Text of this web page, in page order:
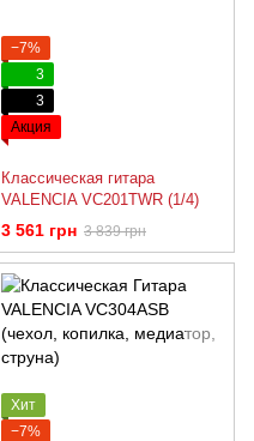
−7%
3
3
Акция
Классическая гитара
VALENCIA VC201TWR (1/4)
3 561 грн 3 839 грн
Хит
−7%